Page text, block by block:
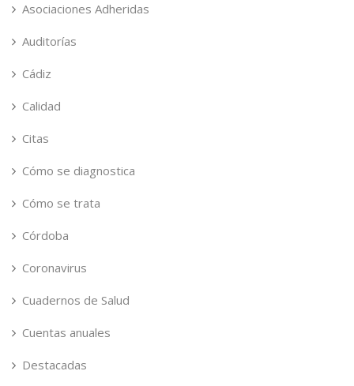
Asociaciones Adheridas
Auditorías
Cádiz
Calidad
Citas
Cómo se diagnostica
Cómo se trata
Córdoba
Coronavirus
Cuadernos de Salud
Cuentas anuales
Destacadas